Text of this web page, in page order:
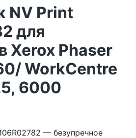
NV Print
для
Xerox Phaser
WorkCentre
6000
— безупречное